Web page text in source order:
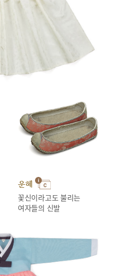
운혜
꽃신이라고도 불리는
여자들의 신발